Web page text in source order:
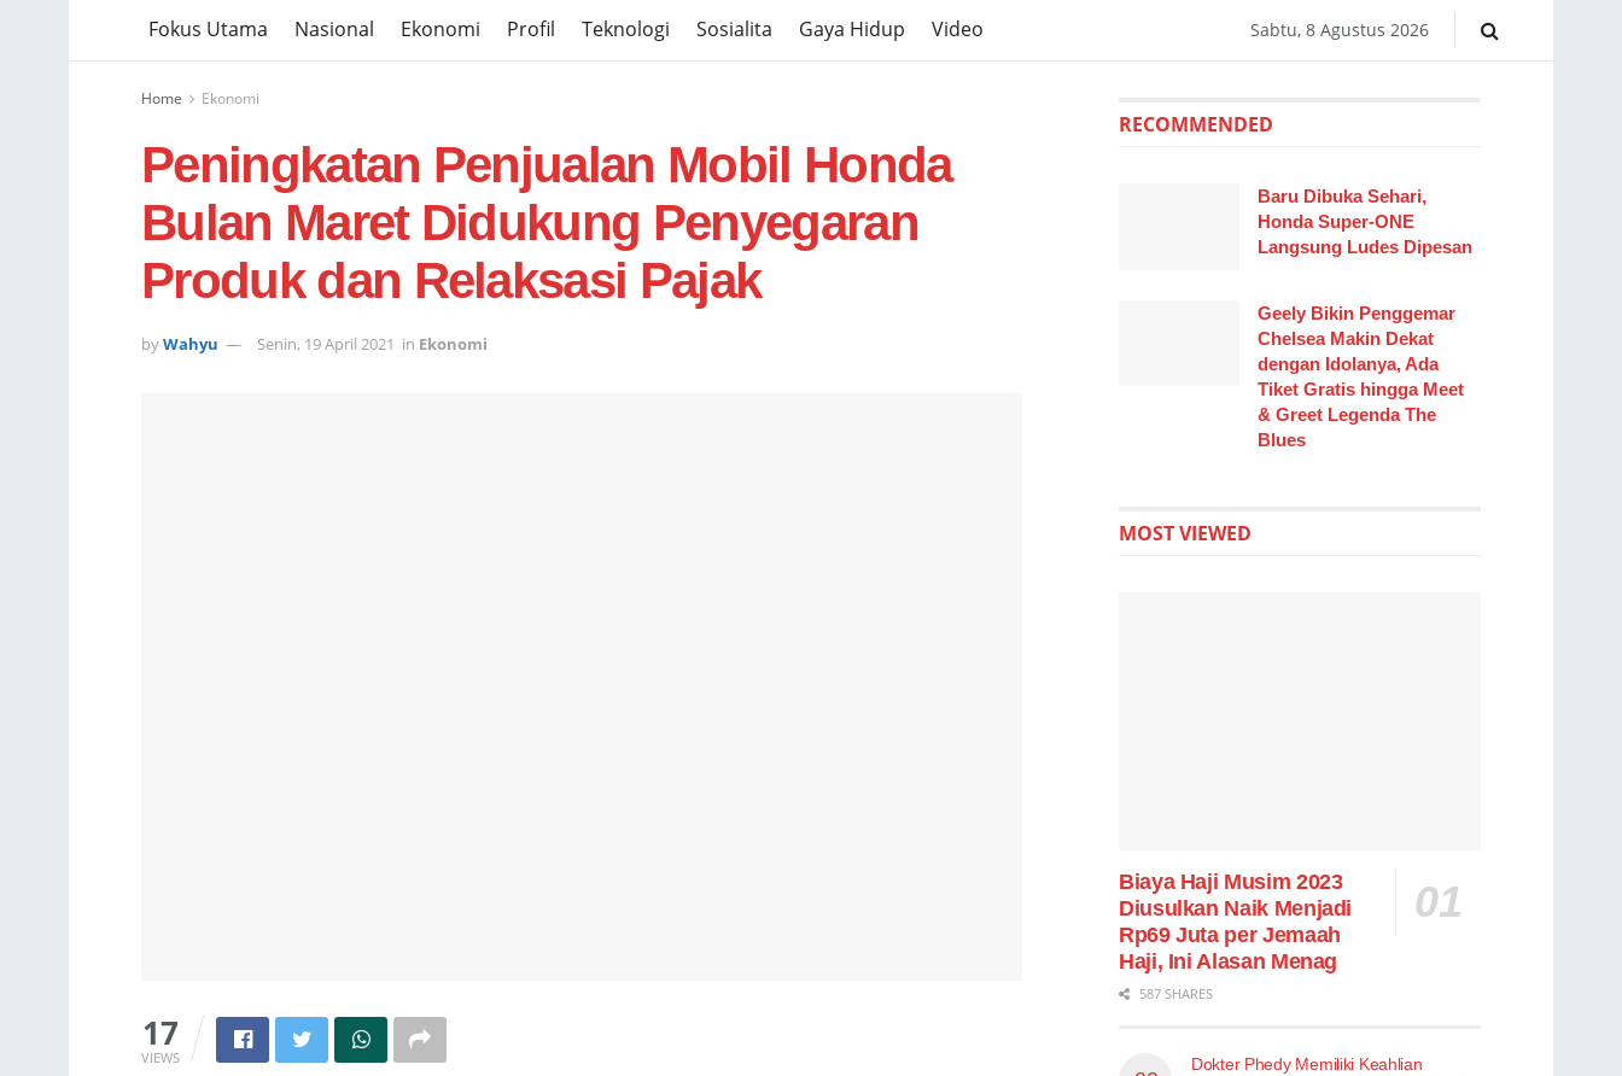
Fokus Utama Nasional Ekonomi Profil Teknologi Sosialita Gaya Hidup Video Sabtu, 8 Agustus 2026
Home Ekonomi
Peningkatan Penjualan Mobil Honda
Bulan Maret Didukung Penyegaran
Produk dan Relaksasi Pajak
byWahyu Senin, 19 April 2021 in Ekonomi
17
VIEWS
RECOMMENDED
Baru Dibuka Sehari,
Honda Super-ONE
Langsung Ludes Dipesan
Geely Bikin Penggemar
Chelsea Makin Dekat
dengan Idolanya, Ada
Tiket Gratis hingga Meet
& Greet Legenda The
Blues
MOST VIEWED
Biaya Haji Musim 2023
Diusulkan Naik Menjadi
Rp69 Juta per Jemaah
Haji, Ini Alasan Menag
587 SHARES
Dokter Phedy Memiliki Keahlian